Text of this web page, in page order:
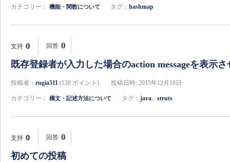
カテゴリー： 機能・関数について タグ： hashmap
0
支持 0
回答
既存登録者が入力した場合のaction messageを表示
投稿者： rugia511 (120 ポイント) 投稿日時: 2015年12月18日
カテゴリー： 構文・記述方法について タグ： java、 struts
0
支持 0
回答
初めての投稿